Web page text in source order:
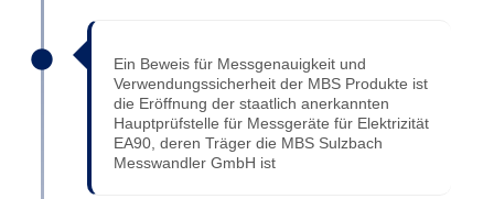
Ein Beweis für Messgenauigkeit und
Verwendungssicherheit der MBS Produkte ist
die Eröffnung der staatlich anerkannten
Hauptprüfstelle für Messgeräte für Elektrizität
EA90, deren Träger die MBS Sulzbach
Messwandler GmbH ist